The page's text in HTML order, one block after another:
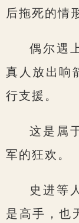
后拖死的情
偶尔遇
真人放出响
行支援。
这是属
军的狂欢。
史进等
是高手，也